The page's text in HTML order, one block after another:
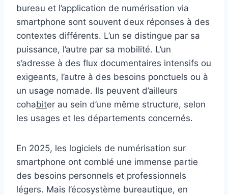
bureau et l’application de numérisation via
smartphone sont souvent deux réponses à des
contextes différents. L’un se distingue par sa
puissance, l’autre par sa mobilité. L’un
s’adresse à des flux documentaires intensifs ou
exigeants, l’autre à des besoins ponctuels ou à
un usage nomade. Ils peuvent d’ailleurs
cohabiter au sein d’une même structure, selon
les usages et les départements concernés.
En 2025, les logiciels de numérisation sur
smartphone ont comblé une immense partie
des besoins personnels et professionnels
légers. Mais l’écosystème bureautique, en